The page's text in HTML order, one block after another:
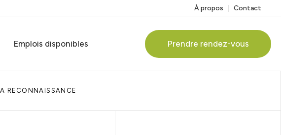
À propos Contact
Emplois disponibles Prendre rendez-vous
RECONNAISSANCE